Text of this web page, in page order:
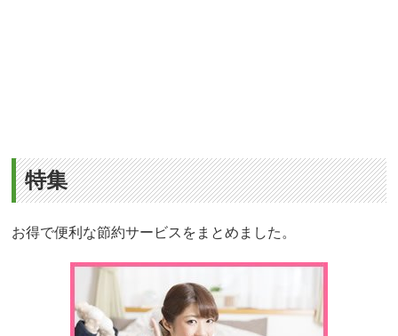
特集
お得で便利な節約サービスをまとめました。